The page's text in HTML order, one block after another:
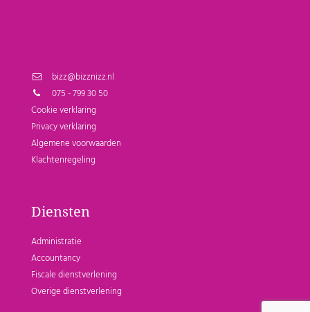
bizz@bizznizz.nl
075 - 799 30 50
Cookie verklaring
Privacy verklaring
Algemene voorwaarden
Klachtenregeling
Diensten
Administratie
Accountancy
Fiscale dienstverlening
Overige dienstverlening